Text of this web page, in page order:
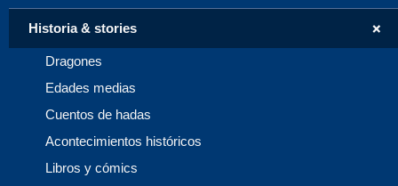
+
Historia & stories
Dragones
Edades medias
Cuentos de hadas
Acontecimientos históricos
Libros y cómics